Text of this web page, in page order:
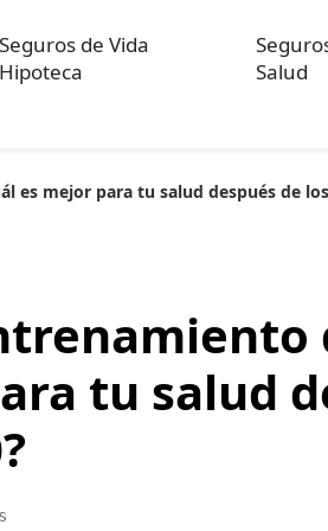
Seguros de Vida
Hipoteca
Salud
es mejor para tu salud después de
tu salud